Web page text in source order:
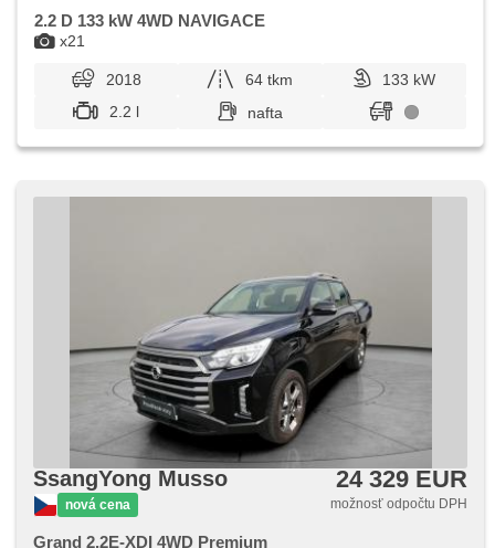
x21
2.2 D 133 kW 4WD NAVIGACE
2018 64 tkm
133 kW
2.2 l
nafta
SsangYong Musso
nová cena
24 329 EUR
možnosť odpočtu DPH
Grand 2,2E-XDI 4WD Premium